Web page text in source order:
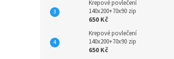
Krepové povlečení
140x200+70x90 zip
650 Kč
Krepové povlečení
140x200+70x90 zip
650 Kč